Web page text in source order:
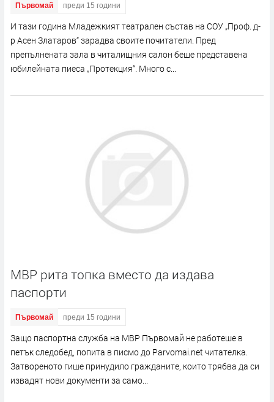
Първомай преди 15 години
И тази година Младежкият театрален състав на СОУ „Проф. д-
р Асен Златаров“ зарадва своите почитатели. Пред
препълнената зала в читалищния салон беше представена
юбилейната пиеса „Протекция“. Много с...
МВР рита топка вместо да издава
паспорти
Първомай преди 15 години
Защо паспортна служба на МВР Първомай не работеше в
петък следобед, попита в писмо до Parvomai.net читателка.
Затвореното гише принудило гражданите, които трябва да си
извадят нови документи за само...